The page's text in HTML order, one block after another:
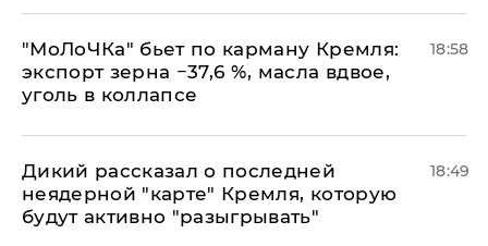
​"МоЛоЧКа" бьет по карману Кремля:
экспорт зерна −37,6 %, масла вдвое,
уголь в коллапсе
18:58
Дикий рассказал о последней
неядерной "карте" Кремля, которую
будут активно "разыгрывать"
18:49